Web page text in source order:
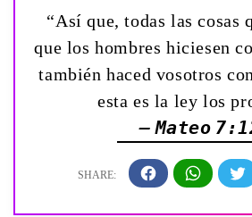
“Así que, todas las cosas
que los hombres hiciesen
también haced vosotros
esta es la ley los
— Mateo